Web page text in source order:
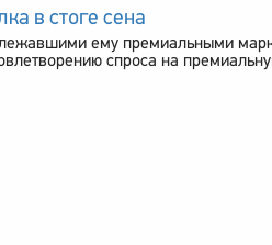
в стоге сена
ему премиальными
спроса на